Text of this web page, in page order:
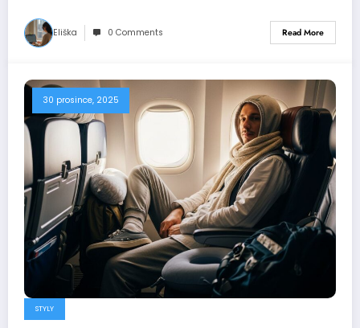
Eliška 0 Comments Read More
30 prosince, 2025
STYLY